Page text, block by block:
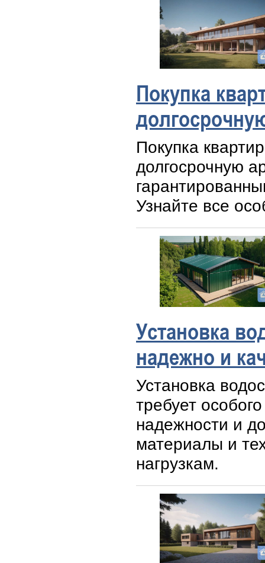
Покупка
Покупка
долгосрочную
Узнайте все
Установка
надежно и
Установка
требует
надежности и
материалы и
нагрузкам.